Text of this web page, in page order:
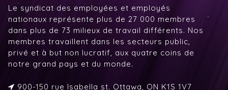
Le syndicat des employées et employés
nationaux représente plus de 27 000 membres
dans plus de 73 milieux de travail différents. Nos
membres travaillent dans les secteurs public,
privé et à but non lucratif, aux quatre coins de
notre grand pays et du monde.
900-150 rue Isabella st. Ottawa, ON K1S 1V7